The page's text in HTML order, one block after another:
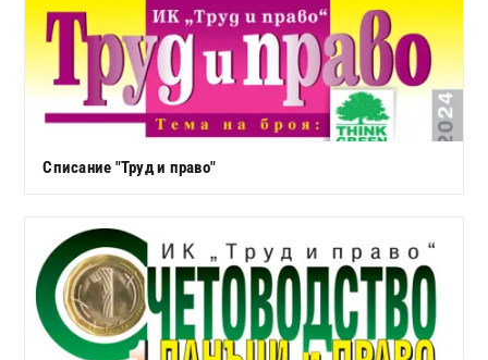
Списание "Труд и право"